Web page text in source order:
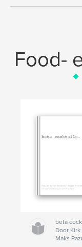
Food-
beta
Door
Maks